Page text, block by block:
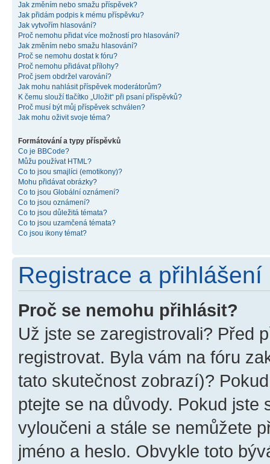
Jak změním nebo smažu příspěvek?
Jak přidám podpis k mému příspěvku?
Jak vytvořím hlasování?
Proč nemohu přidat více možností pro hlasování?
Jak změním nebo smažu hlasování?
Proč se nemohu dostat k fóru?
Proč nemohu přidávat přílohy?
Proč jsem obdržel varování?
Jak mohu nahlásit příspěvek moderátorům?
K čemu slouží tlačítko „Uložit“ při psaní příspěvků?
Proč musí být můj příspěvek schválen?
Jak mohu oživit svoje téma?
Formátování a typy příspěvků
Co je BBCode?
Můžu používat HTML?
Co to jsou smajlíci (emotikony)?
Mohu přidávat obrázky?
Co to jsou Globální oznámení?
Co to jsou oznámení?
Co to jsou důležitá témata?
Co to jsou uzamčená témata?
Co jsou ikony témat?
Registrace a přihlášení
Proč se nemohu přihlásit?
Už jste se zaregistrovali? Před
registrovat. Byla vám na fóru
tato skutečnost zobrazí)?
ptejte se na důvody. Pokud jste
vyloučeni a stále se nemůžete
jméno a heslo. Obvykle toto